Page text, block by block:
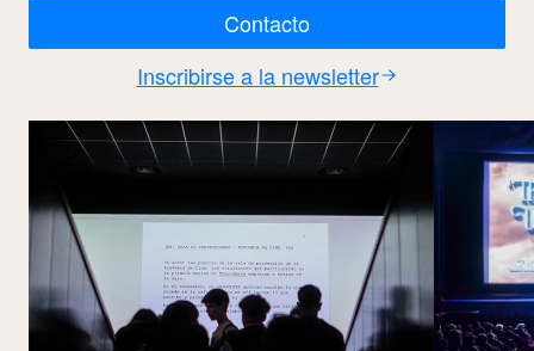
Contacto
Inscribirse a la newsletter